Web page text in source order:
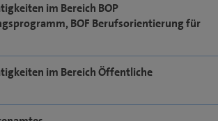
im Bereich BOP
BOF Berufsorientierung für
im Bereich Öffentliche